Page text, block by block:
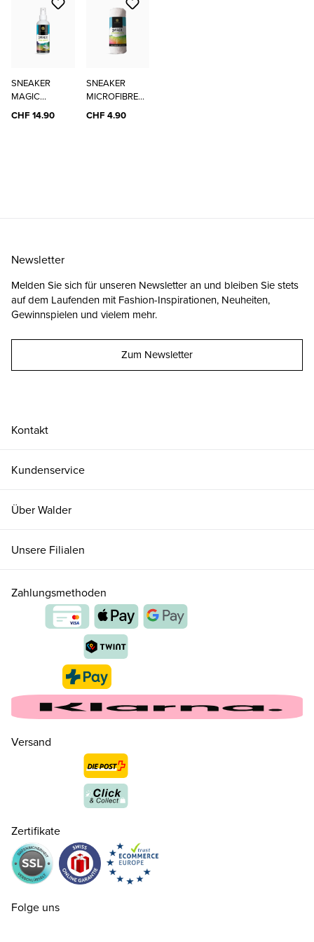
36 CHF 199.00
CHF 199.00
37½ CHF 199.00
CHF 199.00
SNEAKER
MAGIC
CLEANER
CHF 14.90
SNEAKER
MICROFIBRE
CLOTH
CHF 4.90
Kontakt
Kundenservice
Über Walder
Unsere Filialen
Newsletter
Melden Sie sich für unseren Newsletter an und bleiben Sie stets
auf dem Laufenden mit Fashion-Inspirationen, Neuheiten,
Gewinnspielen und vielem mehr.
Zum Newsletter
Zahlungsmethoden
Versand
Zertifikate
Folge uns